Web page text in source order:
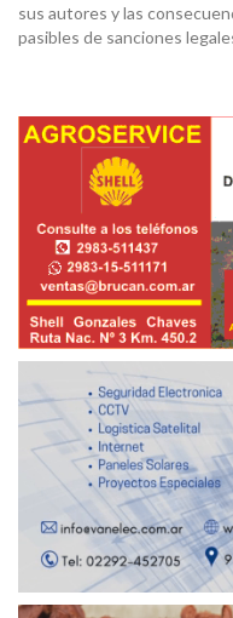
sus autores y las
pasibles de sanciones